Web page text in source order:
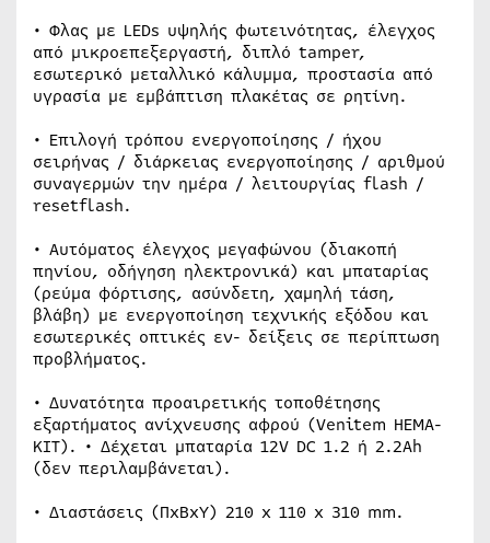
• Φλας με LEDs υψηλής φωτεινότητας, έλεγχος
από μικροεπεξεργαστή, διπλό tamper,
εσωτερικό μεταλλικό κάλυμμα, προστασία από
υγρασία με εμβάπτιση πλακέτας σε ρητίνη.
• Επιλογή τρόπου ενεργοποίησης / ήχου
σειρήνας / διάρκειας ενεργοποίησης / αριθμού
συναγερμών την ημέρα / λειτουργίας flash /
resetflash.
• Αυτόματος έλεγχος μεγαφώνου (διακοπή
πηνίου, οδήγηση ηλεκτρονικά) και μπαταρίας
(ρεύμα φόρτισης, ασύνδετη, χαμηλή τάση,
βλάβη) με ενεργοποίηση τεχνικής εξόδου και
εσωτερικές οπτικές εν- δείξεις σε περίπτωση
προβλήματος.
• Δυνατότητα προαιρετικής τοποθέτησης
εξαρτήματος ανίχνευσης αφρού (Venitem HEMA-
KIT). • Δέχεται μπαταρία 12V DC 1.2 ή 2.2Ah
(δεν περιλαμβάνεται).
• Διαστάσεις (ΠxBxY) 210 x 110 x 310 mm.